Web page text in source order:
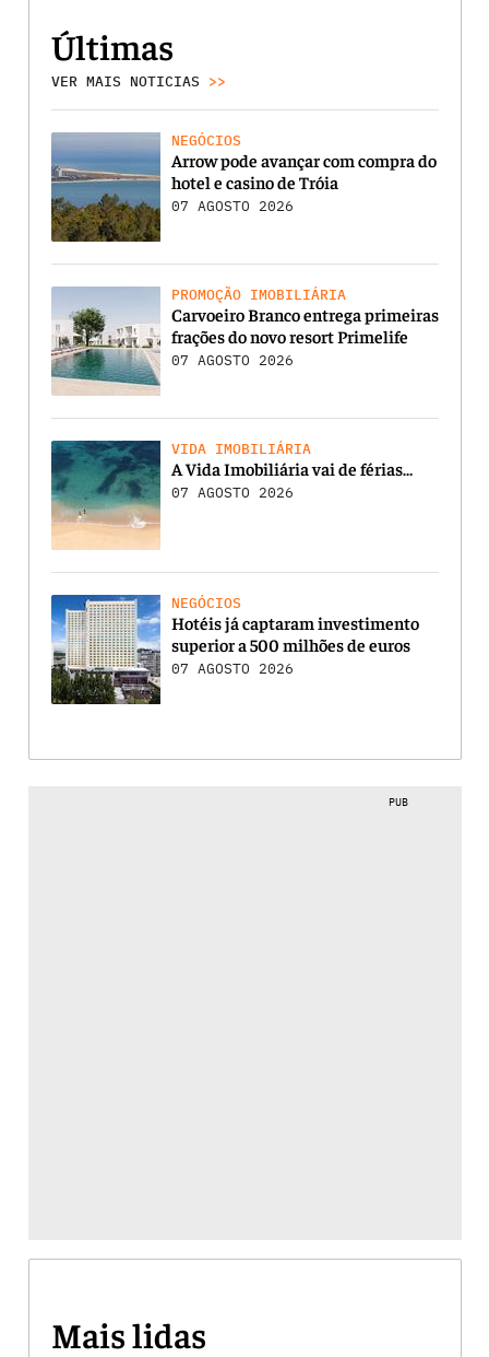
Últimas
VER MAIS NOTICIAS >>
NEGÓCIOS
Arrow pode avançar com compra do
hotel e casino de Tróia
07 AGOSTO 2026
PROMOÇÃO IMOBILIÁRIA
Carvoeiro Branco entrega primeiras
frações do novo resort Primelife
07 AGOSTO 2026
VIDA IMOBILIÁRIA
A Vida Imobiliária vai de férias…
07 AGOSTO 2026
NEGÓCIOS
Hotéis já captaram investimento
superior a 500 milhões de euros
07 AGOSTO 2026
PUB
Mais lidas